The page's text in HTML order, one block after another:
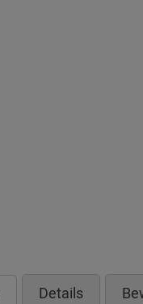
Details